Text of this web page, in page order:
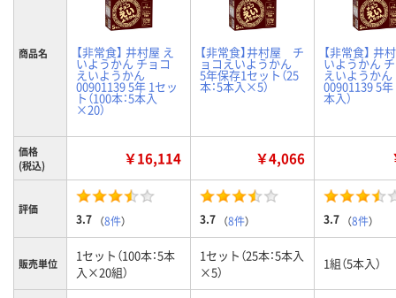
商品名 【非常食】 井村屋 え
いようかん チョコ
えいようかん
00901139 5年 1セッ
ト（100本：5本入
×20）
【非常食】井村屋 チ
ョコえいようかん
5年保存1セット（25
本：5本入×5）
【非常食】 井
いようかん
えいようかん
00901139 5年
本入）
価格
(税込)
￥16,114 ￥4,066
評価
3.7 （8件） 3.7 （8件） 3.7 （8件）
販売単位
1セット（100本：5本
入×20組）
1セット（25本：5本入
×5）
1組（5本入）